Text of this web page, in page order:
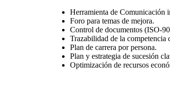
Herramienta de Comunicación
Foro para temas de mejora.
Control de documentos (ISO-
Trazabilidad de la competencia
Plan de carrera por persona.
Plan y estrategia de sucesión
Optimización de recursos